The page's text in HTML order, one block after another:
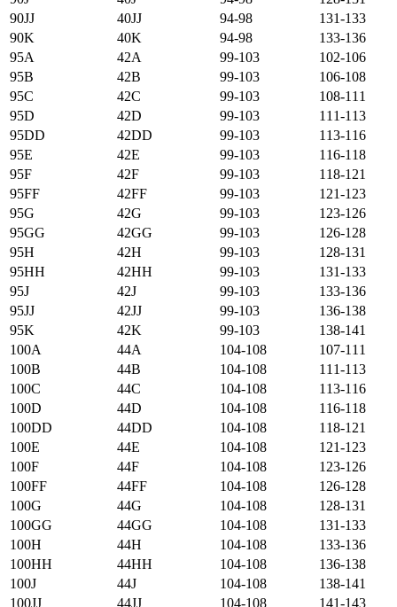
90JJ
40JJ 94-98
131-133
90K
40K 94-98
133-136
95А
42А 99-103
102-106
95B
42B 99-103
106-108
95C
42C 99-103
108-111
95D
42D 99-103
111-113
95DD
42DD 99-103
113-116
95E
42E 99-103
116-118
95F
42F 99-103
118-121
95FF
42FF 99-103
121-123
95G
42G 99-103
123-126
95GG
42GG 99-103
126-128
95H
42H 99-103
128-131
95HH
42HH 99-103
131-133
95J
42J 99-103
133-136
95JJ
42JJ 99-103
136-138
95K
42K 99-103
138-141
100А
44А 104-108
107-111
100B
44B 104-108
111-113
100C
44C 104-108
113-116
100D
44D 104-108
116-118
100DD
44DD 104-108
118-121
100E
44E 104-108
121-123
100F
44F 104-108
123-126
100FF
44FF 104-108
126-128
100G
44G 104-108
128-131
100GG
44GG 104-108
131-133
100H
44H 104-108
133-136
100HH
44HH 104-108
136-138
100J
44J 104-108
138-141
100JJ
44JJ 104-108
141-143